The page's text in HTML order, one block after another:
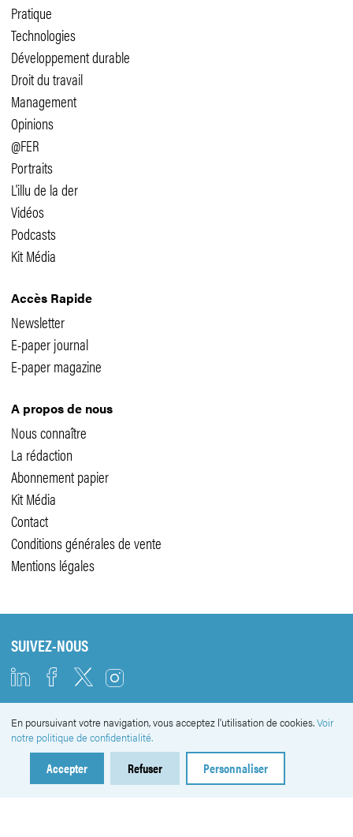
Pratique
Technologies
Développement durable
Droit du travail
Management
Opinions
@FER
Portraits
L'illu de la der
Vidéos
Podcasts
Kit Média
Accès Rapide
Newsletter
E-paper journal
E-paper magazine
A propos de nous
Nous connaître
La rédaction
Abonnement papier
Kit Média
Contact
Conditions générales de vente
Mentions légales
SUIVEZ-NOUS
NEWSLETTER
En poursuivant votre navigation, vous acceptez l'utilisation de cookies.Voir
notre politique de confidentialité.
Accepter Refuser Personnaliser